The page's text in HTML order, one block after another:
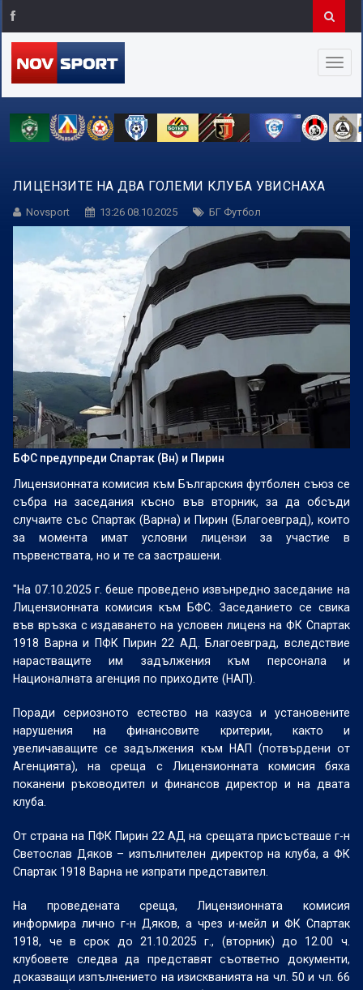
ЛИЦЕНЗИТЕ НА ДВА ГОЛЕМИ КЛУБА УВИСНАХА
Novsport 13:26 08.10.2025 БГ Футбол
БФС предупреди Спартак (Вн) и Пирин
Лицензионната комисия към Българския футболен съюз се
събра на заседания късно във вторник, за да обсъди
случаите със Спартак (Варна) и Пирин (Благоевград), които
за момента имат условни лицензи за участие в
първенствата, но и те са застрашени.
"На 07.10.2025 г. беше проведено извънредно заседание на
Лицензионната комисия към БФС. Заседанието се свика
във връзка с издаването на условен лиценз на ФК Спартак
1918 Варна и ПФК Пирин 22 АД. Благоевград, вследствие
нарастващите им задължения към персонала и
Националната агенция по приходите (НАП).
Поради сериозното естество на казуса и установените
нарушения на финансовите критерии, както и
увеличаващите се задължения към НАП (потвърдени от
Агенцията), на среща с Лицензионната комисия бяха
поканени ръководител и финансов директор и на двата
клуба.
От страна на ПФК Пирин 22 АД на срещата присъстваше г-н
Светослав Дяков – изпълнителен директор на клуба, a ФК
Спартак 1918 Варна не изпрати представител.
На проведената среща, Лицензионната комисия
информира лично г-н Дяков, а чрез и-мейл и ФК Спартак
1918, че в срок до 21.10.2025 г., (вторник) до 12.00 ч.
клубовете следва да представят съответно документи,
доказващи изпълнението на изискванията на чл. 50 и чл. 66